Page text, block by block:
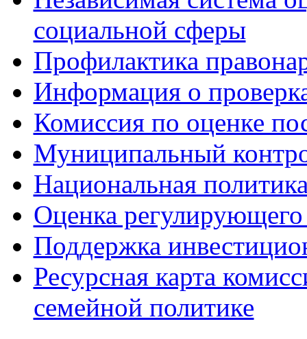
социальной сферы
Профилактика
Информация о
Комиссия по оценке
Муниципальный
Национальная
Оценка регулирующего
Поддержка
Ресурсная карта
семейной политике